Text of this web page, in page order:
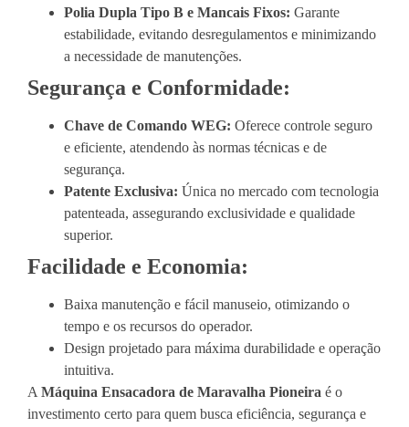
Polia Dupla Tipo B e Mancais Fixos: Garante
estabilidade, evitando desregulamentos e minimizando
a necessidade de manutenções.
Segurança e Conformidade:
Chave de Comando WEG: Oferece controle seguro
e eficiente, atendendo às normas técnicas e de
segurança.
Patente Exclusiva: Única no mercado com tecnologia
patenteada, assegurando exclusividade e qualidade
superior.
Facilidade e Economia:
Baixa manutenção e fácil manuseio, otimizando o
tempo e os recursos do operador.
Design projetado para máxima durabilidade e operação
intuitiva.
A Máquina Ensacadora de Maravalha Pioneira é o
investimento certo para quem busca eficiência, segurança e